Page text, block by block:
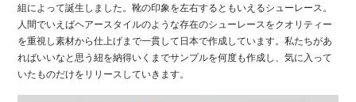
組によって誕生しました。靴の印象を左右するともいえるシューレース。
人間でいえばヘアースタイルのような存在のシューレースをクオリティー
を重視し素材から仕上げまで一貫して日本で作成しています。私たちがあ
ればいいなと思う紐を納得いくまでサンプルを何度も作成し、気に入って
いたものだけをリリースしていきます。